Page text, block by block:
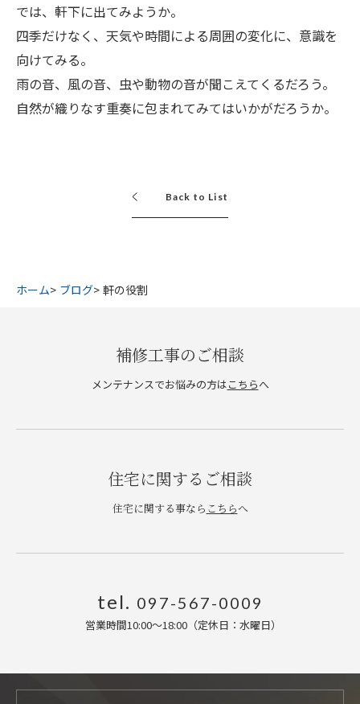
では、軒下に出てみようか。
四季だけなく、天気や時間による周囲の変化に、意識を
向けてみる。
雨の音、風の音、虫や動物の音が聞こえてくるだろう。
自然が織りなす重奏に包まれてみてはいかがだろうか。
Back to List
ホーム ブログ 軒の役割
補修工事のご相談
メンテナンスでお悩みの方はこちらへ
住宅に関するご相談
住宅に関する事なら こちらへ
tel. 097-567-0009
営業時間10:00〜18:00（定休日：水曜日）